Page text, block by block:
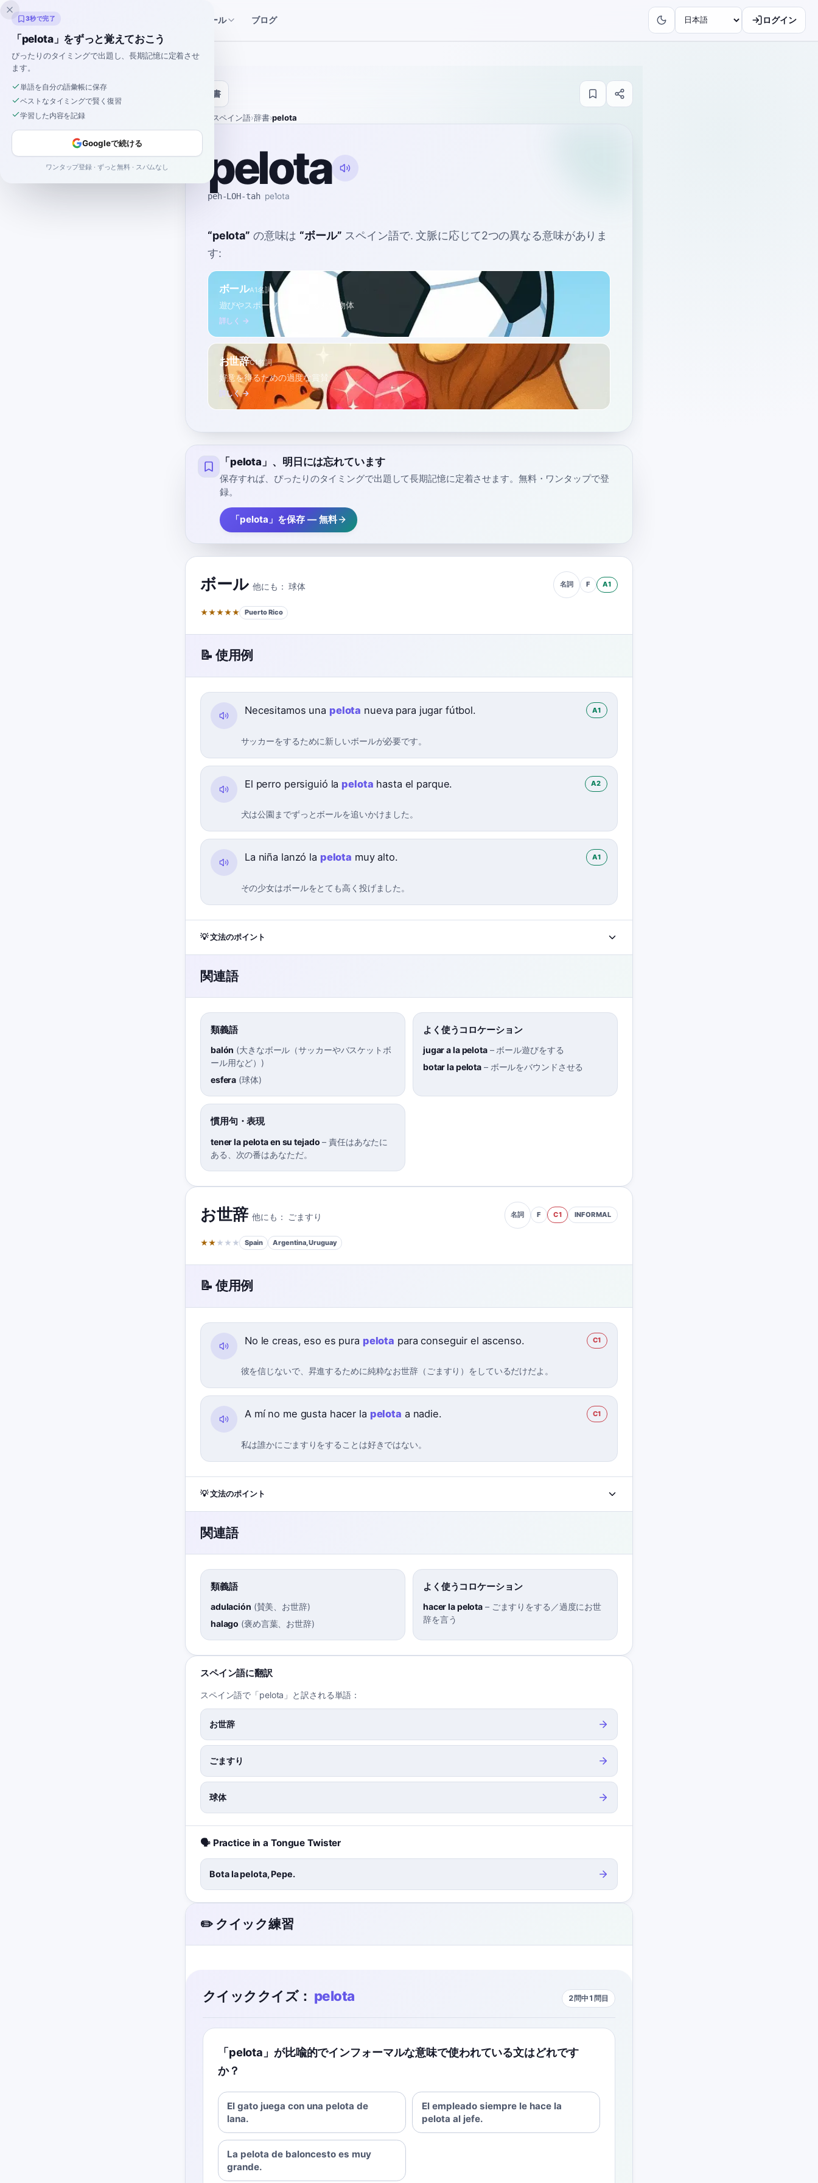
Inklingo スペイン語ツール ブログ ログイン
辞書
スペイン語›辞書›pelota
pelota
peh-LOH-tah peˈlota
“pelota” の意味は “ボール” スペイン語で. 文脈に応じて2つの異なる意味がありま
す:
ボールA1名詞
遊びやスポーツに使われる丸い物体
詳しく →
お世辞C1名詞
好意を得るための過度な賞賛
詳しく →
「pelota」、明日には忘れています
保存すれば、ぴったりのタイミングで出題して長期記憶に定着させます。無料・ワンタップで登
録。
「pelota」を保存 — 無料
ボール 他にも： 球体 名詞 F A1
★★★★★ Puerto Rico
📝 使用例
Necesitamos una pelota nueva para jugar fútbol. A1
サッカーをするために新しいボールが必要です。
El perro persiguió la pelota hasta el parque. A2
犬は公園までずっとボールを追いかけました。
La niña lanzó la pelota muy alto. A1
その少女はボールをとても高く投げました。
💡 文法のポイント
関連語
類義語
balón (大きなボール（サッカーやバスケットボ
ール用など） )
esfera (球体)
よく使うコロケーション
jugar a la pelota– ボール遊びをする
botar la pelota – ボールをバウンドさせる
慣用句・表現
tener la pelota en su tejado –責任はあなたに
ある、次の番はあなただ。
お世辞 他にも： ごますり 名詞 F C1 INFORMAL
★★ ★ ★ ★ Spain Argentina, Uruguay
📝 使用例
No le creas, eso es pura pelota para conseguir el ascenso. C1
彼を信じないで、昇進するために純粋なお世辞（ごますり）をしているだけだよ。
A mí no me gusta hacer la pelota a nadie. C1
私は誰かにごますりをすることは好きではない。
💡 文法のポイント
関連語
類義語
adulación (賛美、お世辞)
halago (褒め言葉、お世辞)
よく使うコロケーション
hacer la pelota – ごますりをする／過度にお世
辞を言う
スペイン語に翻訳
スペイン語で「pelota」と訳される単語：
お世辞
ごますり
球体
🗣️ Practice in a Tongue Twister
Bota la pelota, Pepe.
✏️ クイック練習
クイッククイズ： pelota 2問中1問目
「pelota」が比喩的でインフォーマルな意味で使われている文はどれです
か？
El gato juega con una pelota de
lana.
El empleado siempre le hace la
pelota al jefe.
La pelota de baloncesto es muy
grande.
3秒で完了
「pelota」をずっと覚えておこう
ぴったりのタイミングで出題し、長期記憶に定着させ
ます。
単語を自分の語彙帳に保存
ベストなタイミングで賢く復習
学習した内容を記録
Googleで続ける
ワンタップ登録 · ずっと無料 · スパムなし